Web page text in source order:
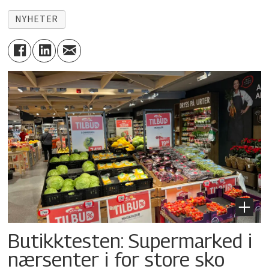
NYHETER
Butikktesten: Supermarked i
nærsenter i for store sko